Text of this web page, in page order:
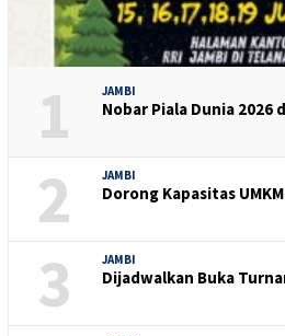
1 JAMBI
Nobar Piala Dunia
2 JAMBI
Dorong Kapasitas
3 JAMBI
Dijadwalkan Buka